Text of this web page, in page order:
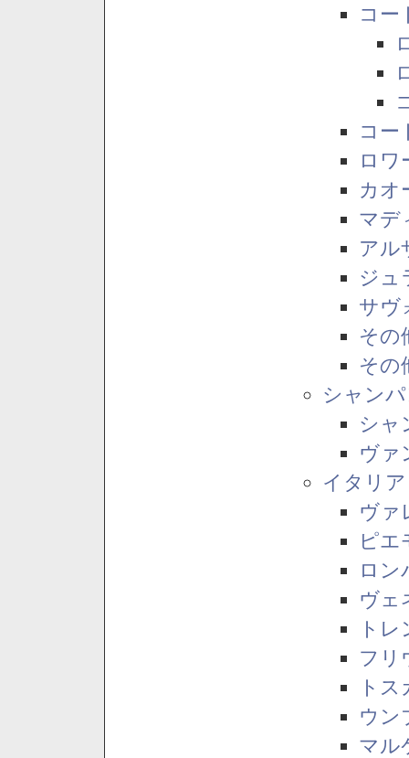
コー
コー
ロワ
カオ
マデ
アル
ジュ
サヴ
その
その
シャン
シャ
ヴァ
イタリア
ヴァ
ピエ
ロン
ヴェ
ト
フリ
ト
ウン
マル